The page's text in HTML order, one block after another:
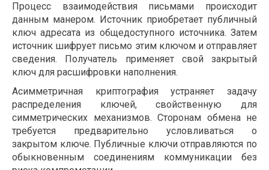
Процесс взаимодействия письмами происходит
данным манером. Источник приобретает публичный
ключ адресата из общедоступного источника. Затем
источник шифрует письмо этим ключом и отправляет
сведения. Получатель применяет свой закрытый
ключ для расшифровки наполнения.
Асимметричная криптография устраняет задачу
распределения ключей, свойственную для
симметрических механизмов. Сторонам обмена не
требуется предварительно условливаться о
закрытом ключе. Публичные ключи отправляются по
обыкновенным соединениям коммуникации без